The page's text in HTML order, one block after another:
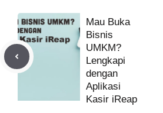
Mau Buka
Bisnis
UMKM?
Lengkapi
dengan
Aplikasi
Kasir iReap